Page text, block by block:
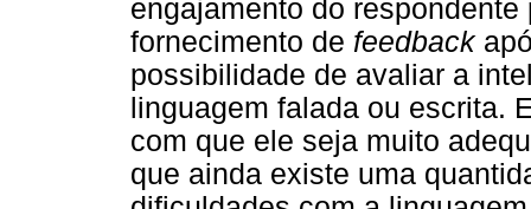
engajamento do
fornecimento de feedback
possibilidade de avaliar a
linguagem falada ou escrita.
com que ele seja muito
que ainda existe uma